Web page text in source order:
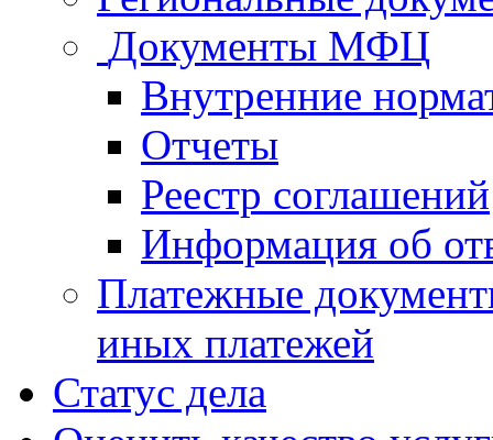
Документы МФЦ
Внутренние
Отчеты
Реестр соглашений
Информация об
Платежные
иных платежей
Статус дела